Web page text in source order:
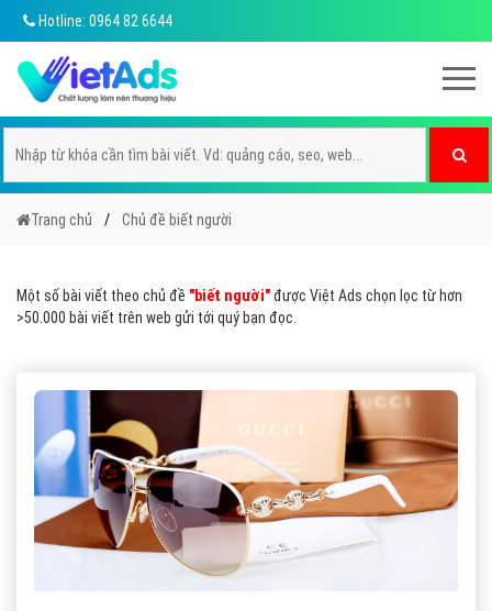
Hotline: 0964 82 6644
Trang chủ Chủ đề biết người
Một số bài viết theo chủ đề "biết người"được Việt Ads chọn lọc từ hơn
>50.000 bài viết trên web gửi tới quý bạn đọc.